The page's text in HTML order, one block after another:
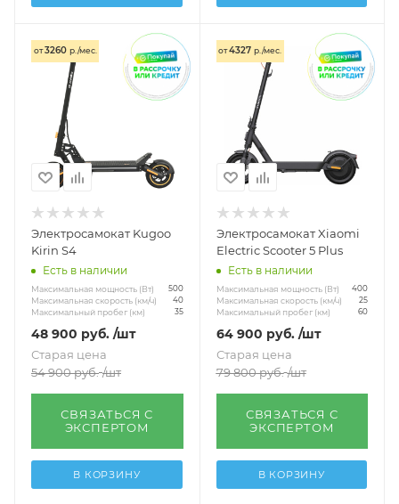
от3260 р./мес.
Электросамокат Kugoo
Kirin S4
Есть в наличии
Максимальная мощность (Вт) 500
Максимальная скорость (км/ч) 40
Максимальный пробег (км) 35
48 900 руб. /шт
Старая цена
54 900руб. /шт
СВЯЗАТЬСЯ С
ЭКСПЕРТОМ
В КОРЗИНУ
от4327 р./мес.
Электросамокат Xiaomi
Electric Scooter 5 Plus
Есть в наличии
Максимальная мощность (Вт) 400
Максимальная скорость (км/ч) 25
Максимальный пробег (км) 60
64 900 руб. /шт
Старая цена
79 800руб. /шт
СВЯЗАТЬСЯ С
ЭКСПЕРТОМ
В КОРЗИНУ